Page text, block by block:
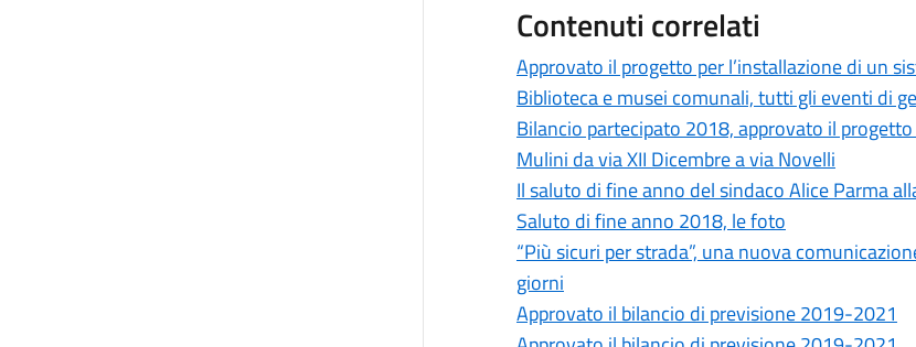
Contenuti correlati
Approvato il progetto per l’installazione di un
Biblioteca e musei comunali, tutti gli eventi di
Bilancio partecipato 2018, approvato il
Mulini da via XII Dicembre a via Novelli
Il saluto di fine anno del sindaco Alice Parma
Saluto di fine anno 2018, le foto
“Più sicuri per strada”, una nuova
giorni
Approvato il bilancio di previsione 2019-2021